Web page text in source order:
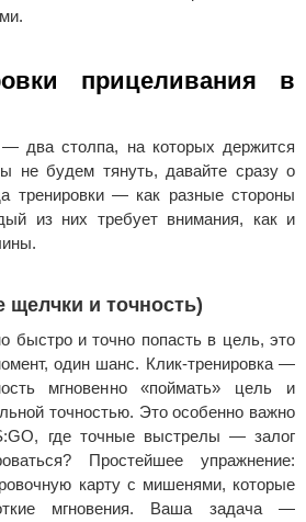
прицеливания в
два столпа, на которых держится
не будем тянуть, давайте сразу о
тренировки — как разные стороны
из них требует внимания, как и
щелчки и точность)
быстро и точно попасть в цель, это
один шанс. Клик-тренировка —
мгновенно «поймать» цель и
точностью. Это особенно важно
где точные выстрелы — залог
Простейшее упражнение:
карту с мишенями, которые
мгновения. Ваша задача —